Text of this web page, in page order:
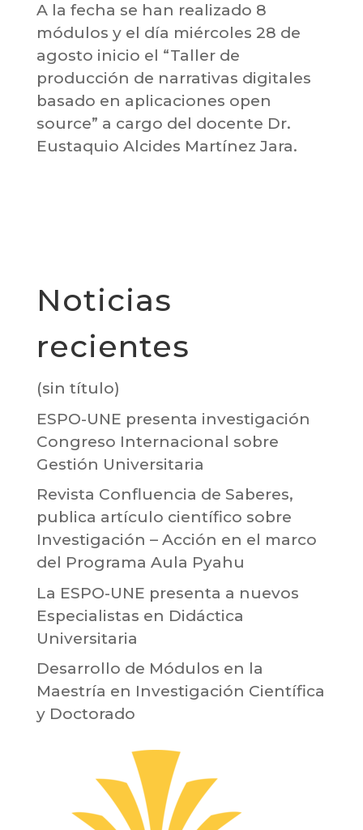
A la fecha se han realizado 8
módulos y el día miércoles 28 de
agosto inicio el “Taller de
producción de narrativas digitales
basado en aplicaciones open
source” a cargo del docente Dr.
Eustaquio Alcides Martínez Jara.
Noticias
recientes
(sin título)
ESPO-UNE presenta investigación
Congreso Internacional sobre
Gestión Universitaria
Revista Confluencia de Saberes,
publica artículo científico sobre
Investigación – Acción en el marco
del Programa Aula Pyahu
La ESPO-UNE presenta a nuevos
Especialistas en Didáctica
Universitaria
Desarrollo de Módulos en la
Maestría en Investigación Científica
y Doctorado